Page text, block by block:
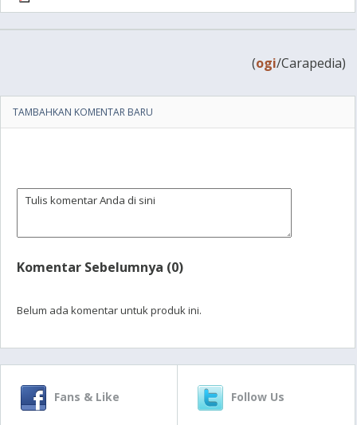
(ogi/Carapedia)
TAMBAHKAN KOMENTAR BARU
Komentar Sebelumnya (0)
Belum ada komentar untuk produk ini.
Fans & Like Follow Us